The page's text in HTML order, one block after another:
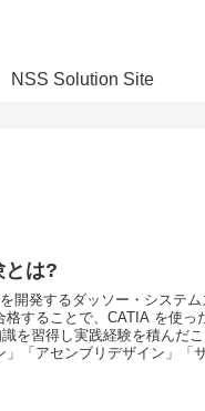
NSS Solution Site
とは?
開発するダッソー・システ
格することで、CATIA を使っ
を習得し実践経験を積んだ
「アセンブリデザイン」「